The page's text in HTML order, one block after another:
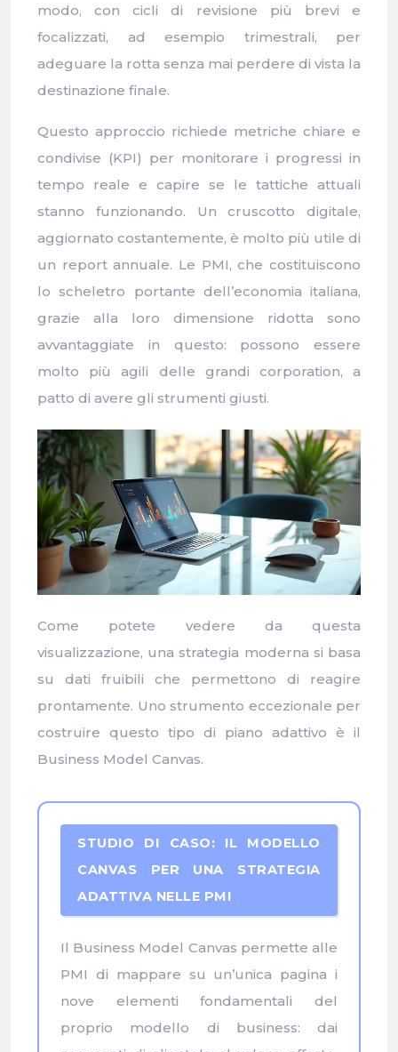
modo, con cicli di revisione più brevi e
focalizzati, ad esempio trimestrali, per
adeguare la rotta senza mai perdere di vista la
destinazione finale.
Questo approccio richiede metriche chiare e
condivise (KPI) per monitorare i progressi in
tempo reale e capire se le tattiche attuali
stanno funzionando. Un cruscotto digitale,
aggiornato costantemente, è molto più utile di
un report annuale. Le PMI, che costituiscono
lo scheletro portante dell’economia italiana,
grazie alla loro dimensione ridotta sono
avvantaggiate in questo: possono essere
molto più agili delle grandi corporation, a
patto di avere gli strumenti giusti.
Come potete vedere da questa
visualizzazione, una strategia moderna si basa
su dati fruibili che permettono di reagire
prontamente. Uno strumento eccezionale per
costruire questo tipo di piano adattivo è il
Business Model Canvas.
STUDIO DI CASO: IL MODELLO
CANVAS PER UNA STRATEGIA
ADATTIVA NELLE PMI
Il Business Model Canvas permette alle
PMI di mappare su un’unica pagina i
nove elementi fondamentali del
proprio modello di business: dai